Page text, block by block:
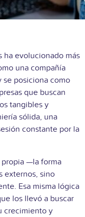
ha evolucionado más
una compañía
se posiciona como
que buscan
tangibles y
sólida, una
constante por la
—la forma
externos, sino
Esa misma lógica
los llevó a buscar
crecimiento y